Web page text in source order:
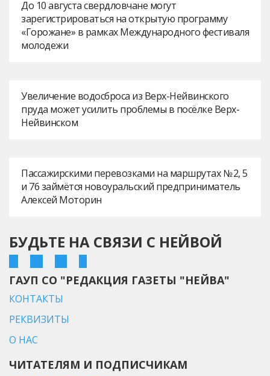
До 10 августа свердловчане могут
зарегистрироваться на открытую программу
«Горожане» в рамках Международного фестиваля
молодежи
Увеличение водосброса из Верх-Нейвинского
пруда может усилить проблемы в посёлке Верх-
Нейвинском
Пассажирскими перевозками на маршрутах № 2, 5
и 76 займётся новоуральский предприниматель
Алексей Моторин
БУДЬТЕ НА СВЯЗИ С НЕЙВОЙ
ГАУП СО "РЕДАКЦИЯ ГАЗЕТЫ "НЕЙВА"
КОНТАКТЫ
РЕКВИЗИТЫ
О НАС
ЧИТАТЕЛЯМ И ПОДПИСЧИКАМ